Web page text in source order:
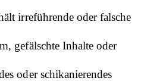
irreführende oder falsche
gefälschte Inhalte oder
oder schikanierendes